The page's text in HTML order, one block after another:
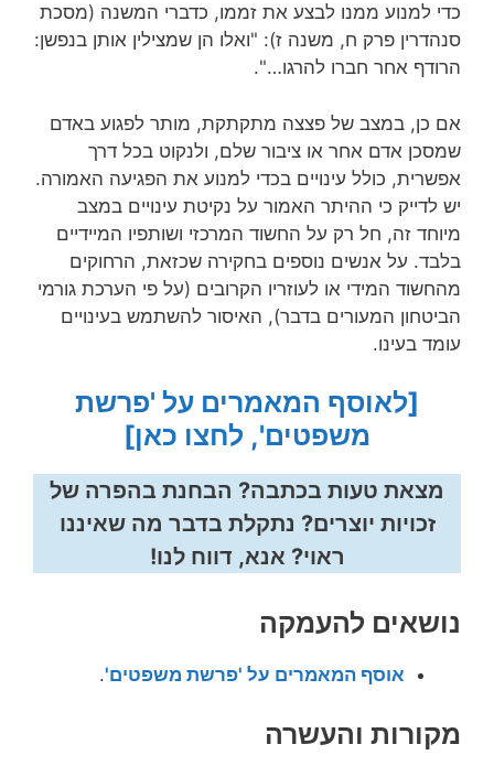
כדי למנוע ממנו לבצע את זממו, כדברי המשנה (מסכת
סנהדרין פרק ח, משנה ז): "ואלו הן שמצילין אותן בנפשן:
הרודף אחר חברו להרגו…".
אם כן, במצב של פצצה מתקתקת, מותר לפגוע באדם
שמסכן אדם אחר או ציבור שלם, ולנקוט בכל דרך
אפשרית, כולל עינויים בכדי למנוע את הפגיעה האמורה.
יש לדייק כי ההיתר האמור על נקיטת עינויים במצב
מיוחד זה, חל רק על החשוד המרכזי ושותפיו המיידיים
בלבד. על אנשים נוספים בחקירה שכזאת, הרחוקים
מהחשוד המידי או לעוזריו הקרובים (על פי הערכת גורמי
הביטחון המעורים בדבר), האיסור להשתמש בעינויים
עומד בעינו.
[לאוסף המאמרים על 'פרשת
משפטים', לחצו כאן]
מצאת טעות בכתבה? הבחנת בהפרה של
זכויות יוצרים? נתקלת בדבר מה שאיננו
ראוי? אנא, דווח לנו!
נושאים להעמקה
אוסף המאמרים על 'פרשת משפטים'.
מקורות והעשרה